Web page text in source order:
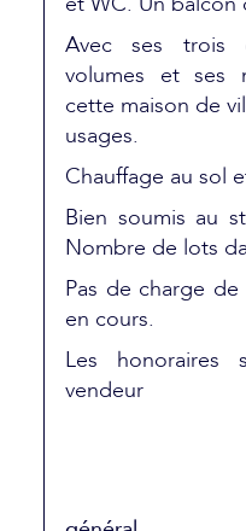
Avec ses trois
volumes et ses
cette maison de
usages.
Chauffage au sol
Bien soumis au
Nombre de lots
Pas de charge
en cours.
Les
vendeur